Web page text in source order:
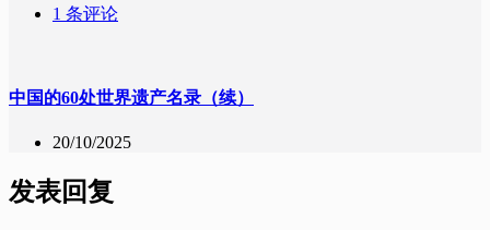
1 条评论
中国的60处世界遗产名录（续）
20/10/2025
发表回复